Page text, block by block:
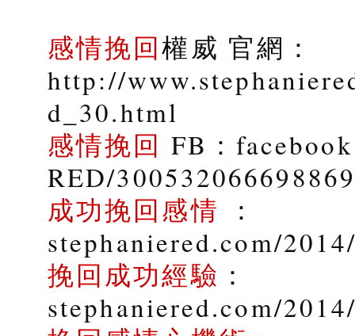
感情挽回權威 官網：
http://
d_30.html
感情挽回 FB：
RED/300532066698869
成功挽回感情 ：
stephaniered.com/
挽回成功經驗 ：
stephaniered.com/